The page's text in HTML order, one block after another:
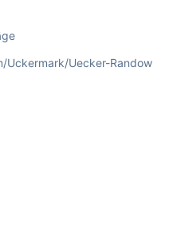
Uckermark/Uecker-Randow